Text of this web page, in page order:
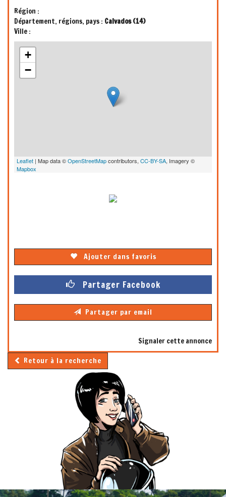
Région :
Département, régions, pays : Calvados (14)
Ville :
+
−
Leaflet | Map data ©OpenStreetMapcontributors, CC-BY-SA, Imagery ©
Mapbox
Ajouter dans favoris
Partager Facebook
Partager par email
Signaler cette annonce
Retour à la recherche